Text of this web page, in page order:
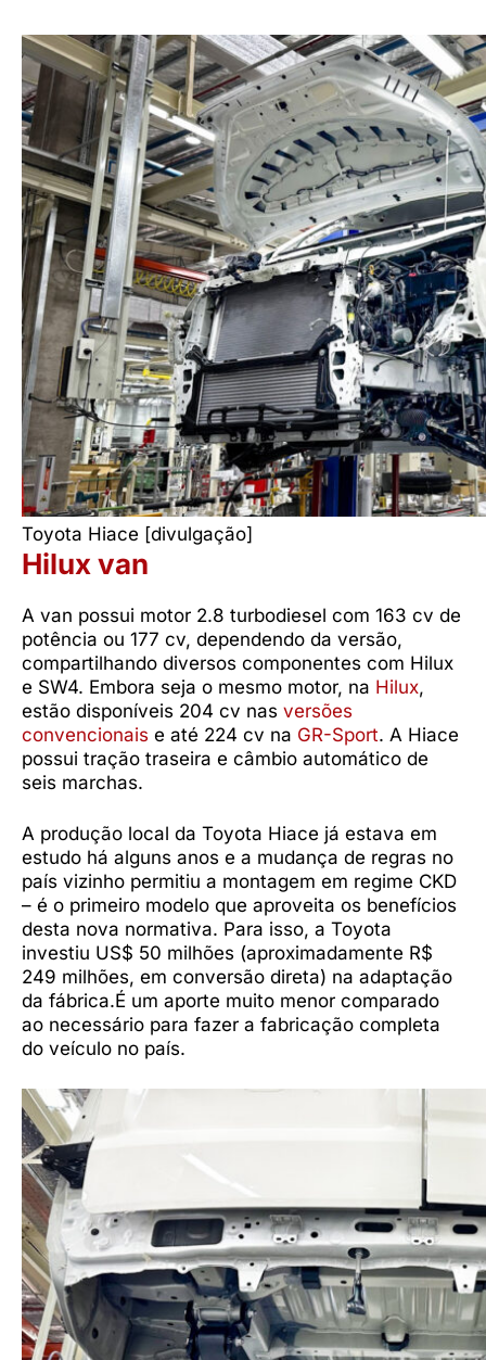
Toyota Hiace [divulgação]
Hilux van
A van possui motor 2.8 turbodiesel com 163 cv de
potência ou 177 cv, dependendo da versão,
compartilhando diversos componentes com Hilux
e SW4. Embora seja o mesmo motor, na Hilux,
estão disponíveis 204 cv nas versões
convencionais e até 224 cv na GR-Sport. A Hiace
possui tração traseira e câmbio automático de
seis marchas.
A produção local da Toyota Hiace já estava em
estudo há alguns anos e a mudança de regras no
país vizinho permitiu a montagem em regime CKD
– é o primeiro modelo que aproveita os benefícios
desta nova normativa. Para isso, a Toyota
investiu US$ 50 milhões (aproximadamente R$
249 milhões, em conversão direta) na adaptação
da fábrica.É um aporte muito menor comparado
ao necessário para fazer a fabricação completa
do veículo no país.